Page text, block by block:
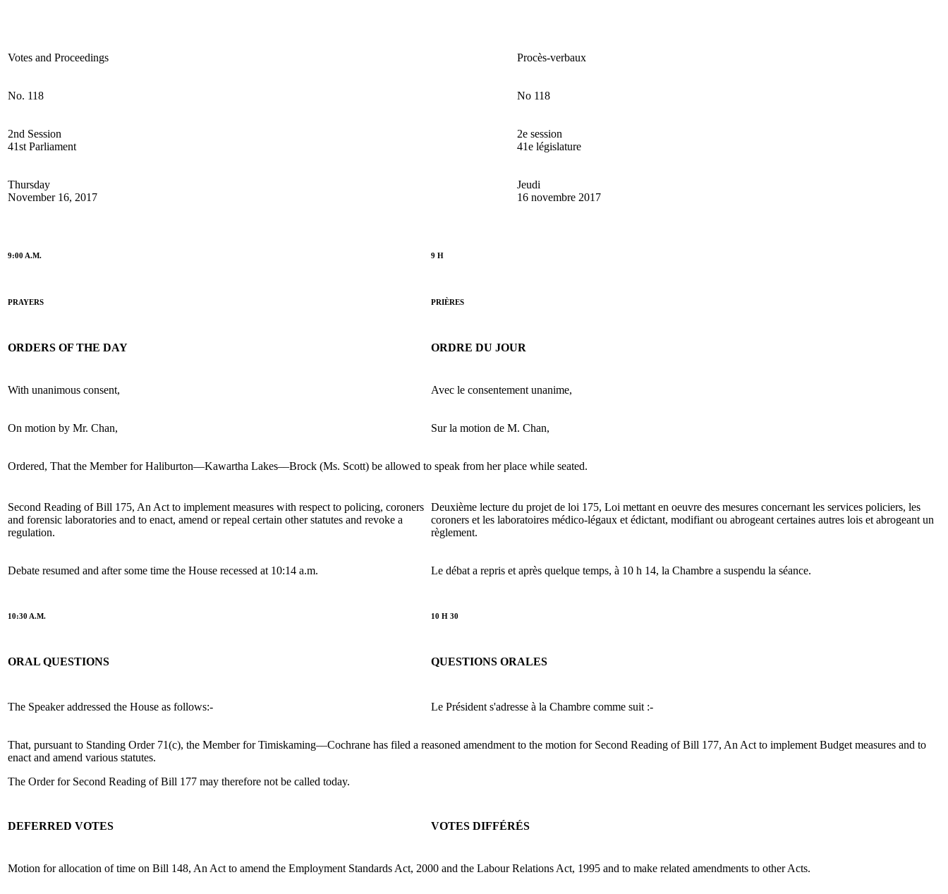
Votes and Proceedings Procès-verbaux
No. 118 No 118
2nd Session
41st Parliament
2e session
41e législature
Thursday
November 16, 2017
Jeudi
16 novembre 2017
9:00 A.M. 9 H
PRAYERS PRIÈRES
ORDERS OF THE DAY ORDRE DU JOUR
With unanimous consent, Avec le consentement unanime,
On motion by Mr. Chan, Sur la motion de M. Chan,
Ordered, That the Member for Haliburton––Kawartha Lakes––Brock (Ms. Scott) be allowed to speak from her place while seated.
Second Reading of Bill 175, An Act to implement measures with respect to policing, coroners
and forensic laboratories and to enact, amend or repeal certain other statutes and revoke a
regulation.
Deuxième lecture du projet de loi 175, Loi mettant en oeuvre des mesures concernant les services policiers, les
coroners et les laboratoires médico-légaux et édictant, modifiant ou abrogeant certaines autres lois et abrogeant un
règlement.
Debate resumed and after some time the House recessed at 10:14 a.m. Le débat a repris et après quelque temps, à 10 h 14, la Chambre a suspendu la séance.
10:30 A.M. 10 H 30
ORAL QUESTIONS QUESTIONS ORALES
The Speaker addressed the House as follows:- Le Président s'adresse à la Chambre comme suit :-
That, pursuant to Standing Order 71(c), the Member for Timiskaming––Cochrane has filed a reasoned amendment to the motion for Second Reading of Bill 177, An Act to implement Budget measures and to
enact and amend various statutes.
The Order for Second Reading of Bill 177 may therefore not be called today.
DEFERRED VOTES VOTES DIFFÉRÉS
Motion for allocation of time on Bill 148, An Act to amend the Employment Standards Act, 2000 and the Labour Relations Act, 1995 and to make related amendments to other Acts.